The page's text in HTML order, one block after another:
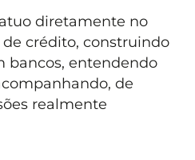
diretamente no
crédito, construindo
bancos, entendendo
de
realmente